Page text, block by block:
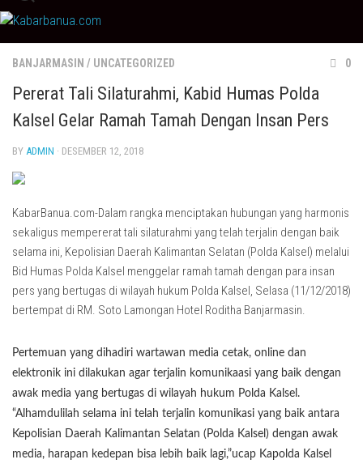
Skip
to
content
BANJARMASIN / UNCATEGORIZED 0
Pererat Tali Silaturahmi, Kabid Humas Polda
Kalsel Gelar Ramah Tamah Dengan Insan Pers
BY ADMIN · DESEMBER 12, 2018
KabarBanua.com-Dalam rangka menciptakan hubungan yang harmonis
sekaligus mempererat tali silaturahmi yang telah terjalin dengan baik
selama ini, Kepolisian Daerah Kalimantan Selatan (Polda Kalsel) melalui
Bid Humas Polda Kalsel menggelar ramah tamah dengan para insan
pers yang bertugas di wilayah hukum Polda Kalsel, Selasa (11/12/2018)
bertempat di RM. Soto Lamongan Hotel Roditha Banjarmasin.
Pertemuan yang dihadiri wartawan media cetak, online dan
elektronik ini dilakukan agar terjalin komunikaasi yang baik dengan
awak media yang bertugas di wilayah hukum Polda Kalsel.
“Alhamdulilah selama ini telah terjalin komunikasi yang baik antara
Kepolisian Daerah Kalimantan Selatan (Polda Kalsel) dengan awak
media, harapan kedepan bisa lebih baik lagi,”ucap Kapolda Kalsel